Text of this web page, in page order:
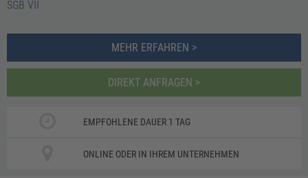
SGB VII
MEHR ERFAHREN >
DIREKT ANFRAGEN >
EMPFOHLENE DAUER 1 TAG
ONLINE ODER IN IHREM UNTERNEHMEN